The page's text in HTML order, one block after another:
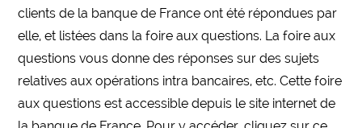
clients de la banque de France ont été répondues par
elle, et listées dans la foire aux questions. La foire aux
questions vous donne des réponses sur des sujets
relatives aux opérations intra bancaires, etc. Cette foire
aux questions est accessible depuis le site internet de